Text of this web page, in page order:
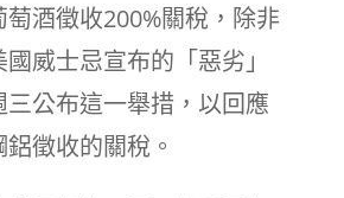
酒徵收200%關稅，除非
威士忌宣布的「惡劣」
公布這一舉措，以回應
徵收的關稅。